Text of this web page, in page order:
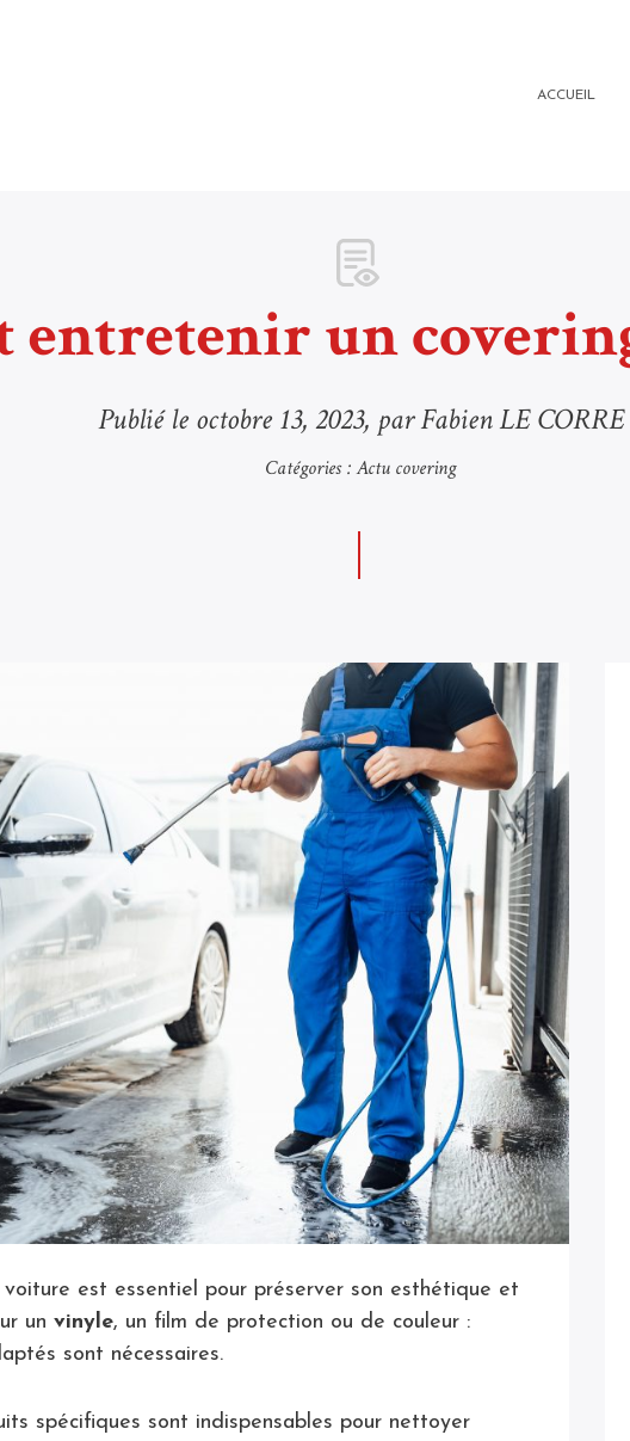
entretenir un
Publié le octobre 13, 2023, par Fabien LE CORRE
Catégories :Actu covering
voiture est essentiel pour préserver son esthétique et
un vinyle, un film de protection ou de couleur :
sont nécessaires.
spécifiques sont indispensables pour nettoyer
ACCUEIL